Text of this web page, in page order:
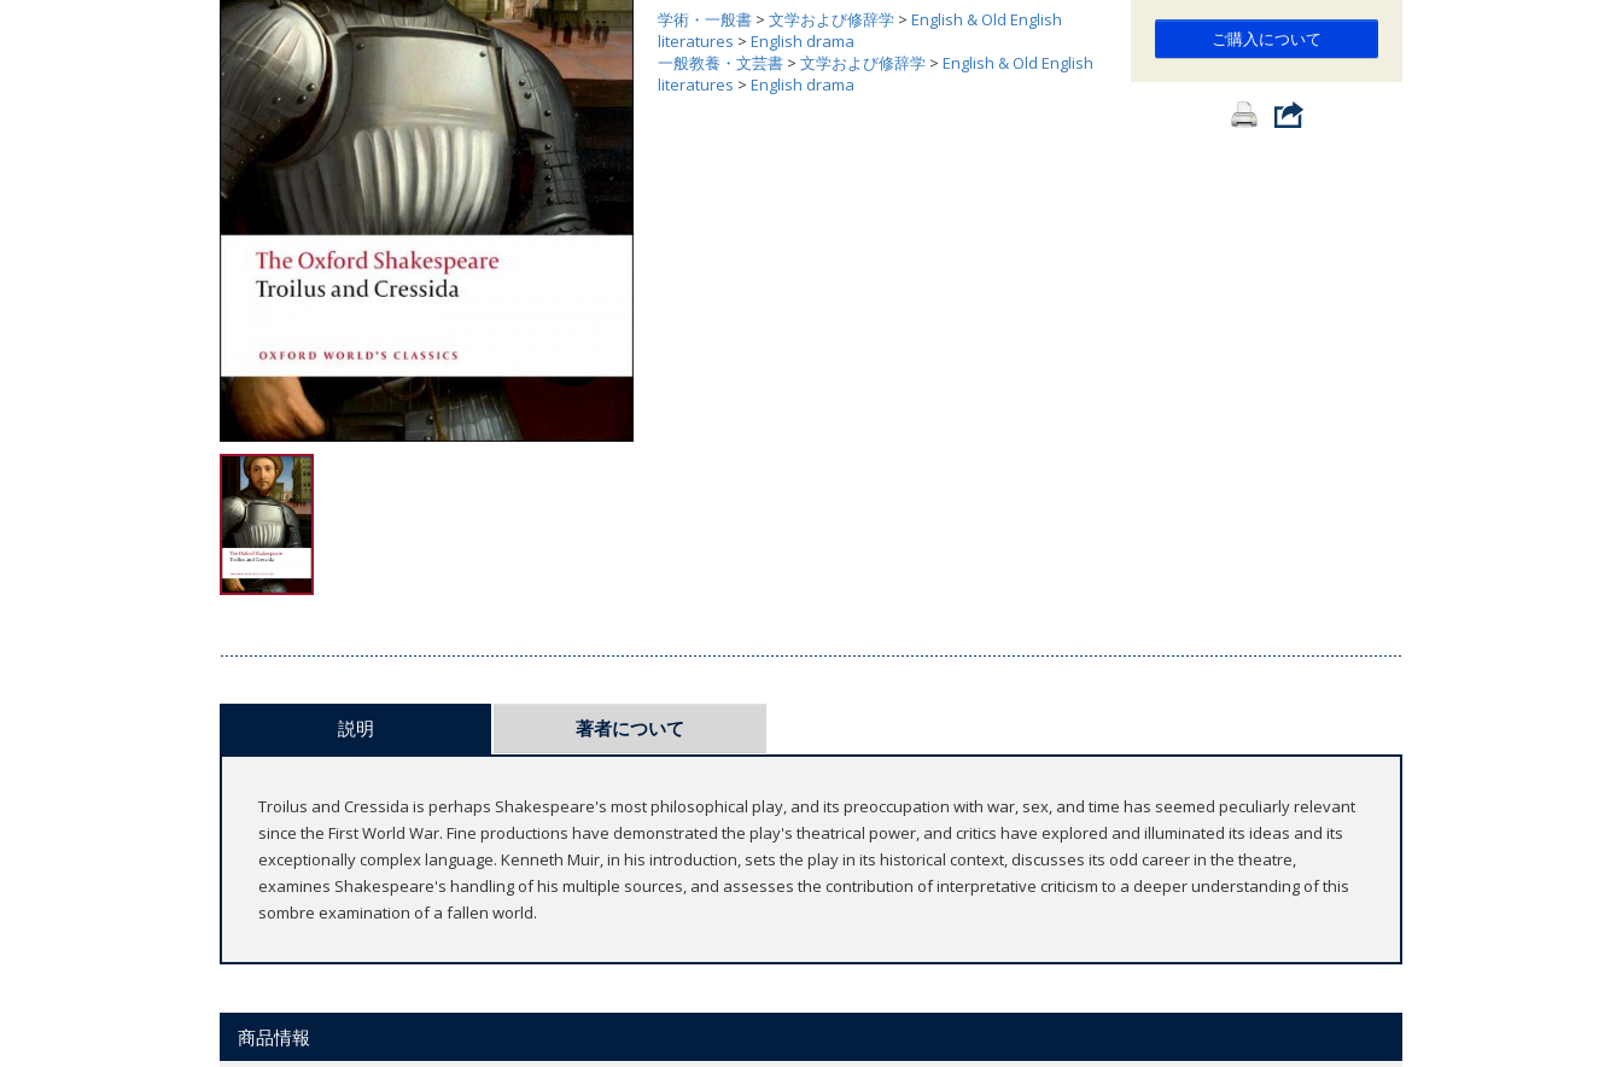
学術・一般書 > 文学および修辞学 > English & Old English
literatures > English drama
一般教養・文芸書 > 文学および修辞学 > English & Old English
literatures > English drama
ご購入について
説明 著者について
Troilus and Cressida is perhaps Shakespeare's most philosophical play, and its preoccupation with war, sex, and time has seemed peculiarly relevant
since the First World War. Fine productions have demonstrated the play's theatrical power, and critics have explored and illuminated its ideas and its
exceptionally complex language. Kenneth Muir, in his introduction, sets the play in its historical context, discusses its odd career in the theatre,
examines Shakespeare's handling of his multiple sources, and assesses the contribution of interpretative criticism to a deeper understanding of this
sombre examination of a fallen world.
商品情報